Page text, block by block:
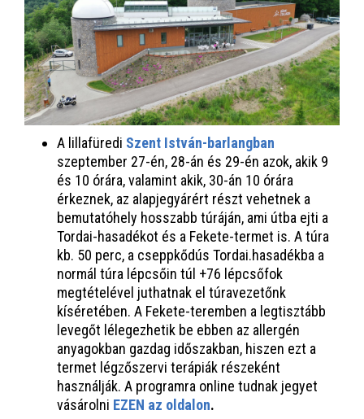
A lillafüredi Szent István-barlangban
szeptember 27-én, 28-án és 29-én azok, akik 9
és 10 órára, valamint akik, 30-án 10 órára
érkeznek, az alapjegyárért részt vehetnek a
bemutatóhely hosszabb túráján, ami útba ejti a
Tordai-hasadékot és a Fekete-termet is. A túra
kb. 50 perc, a cseppkődús Tordai.hasadékba a
normál túra lépcsőin túl +76 lépcsőfok
megtételével juthatnak el túravezetőnk
kíséretében. A Fekete-teremben a legtisztább
levegőt lélegezhetik be ebben az allergén
anyagokban gazdag időszakban, hiszen ezt a
termet légzőszervi terápiák részeként
használják. A programra online tudnak jegyet
vásárolni EZEN az oldalon.